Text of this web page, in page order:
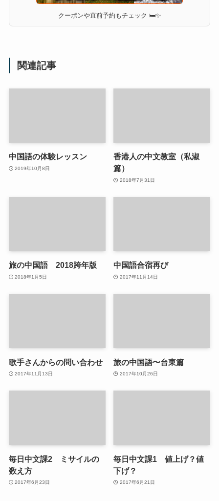
クーポンや直前予約もチェック 🛏✨
関連記事
中国語の体験レッスン
2019年10月8日
香港人の中文教室（私淑
篇）
2018年7月31日
旅の中国語 2018跨年版
2018年1月5日
中国語合宿再び
2017年11月14日
歌手さんからの問い合わせ
2017年11月13日
旅の中国語〜台東篇
2017年10月26日
毎日中文課2 ミサイルの
数え方
2017年6月23日
毎日中文課1 値上げ？値
下げ？
2017年6月21日